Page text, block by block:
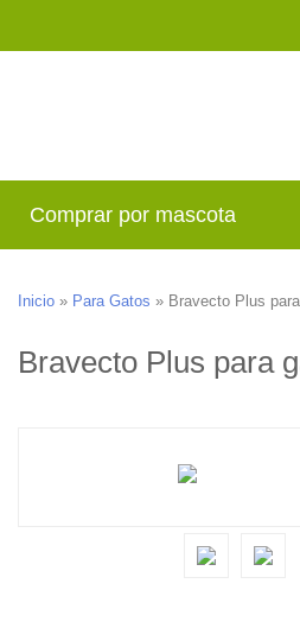
Comprar por mascota
Inicio » Para Gatos » Bravecto Plus
Bravecto Plus para